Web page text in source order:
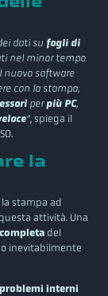
dati su fogli di
nel minor tempo
nuovo software
con la stampa,
perpiù PC,
“, spiega il
la
stampa ad
questa attività. Una
del
inevitabilmente
problemi interni